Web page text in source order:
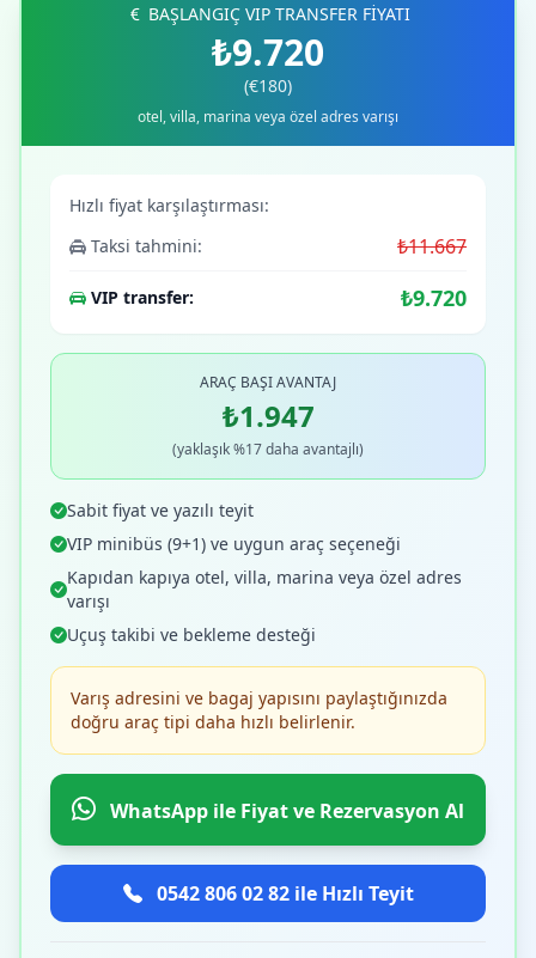
BAŞLANGIÇ VIP TRANSFER FİYATI
₺9.720
(€180)
otel, villa, marina veya özel adres varışı
Hızlı fiyat karşılaştırması:
Taksi tahmini:
₺11.667
VIP transfer: ₺9.720
ARAÇ BAŞI AVANTAJ
₺1.947
(yaklaşık %17 daha avantajlı)
Sabit fiyat ve yazılı teyit
VIP minibüs (9+1) ve uygun araç seçeneği
Kapıdan kapıya otel, villa, marina veya özel adres
varışı
Uçuş takibi ve bekleme desteği
Varış adresini ve bagaj yapısını paylaştığınızda
doğru araç tipi daha hızlı belirlenir.
WhatsApp ile Fiyat ve Rezervasyon Al
0542 806 02 82 ile Hızlı Teyit